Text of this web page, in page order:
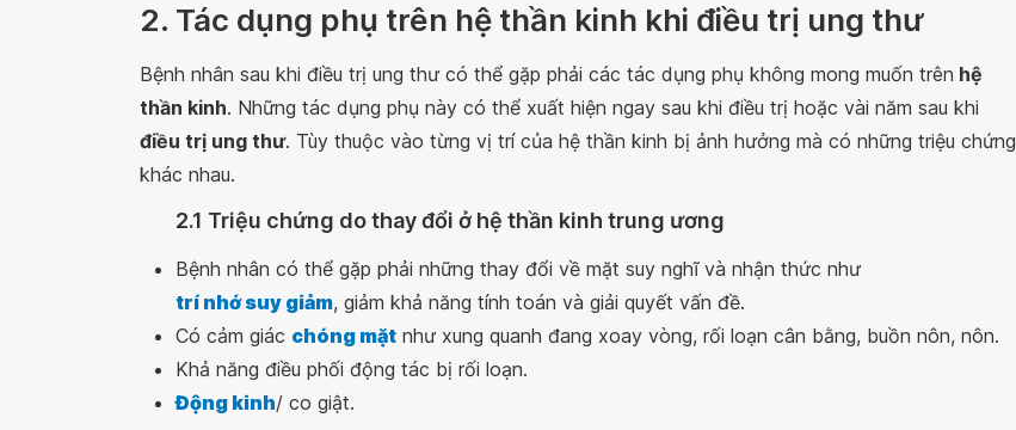
2. Tác dụng phụ trên hệ thần kinh khi điều trị ung thư
Bệnh nhân sau khi điều trị ung thư có thể gặp phải các tác dụng phụ không mong muốn trên hệ
thần kinh. Những tác dụng phụ này có thể xuất hiện ngay sau khi điều trị hoặc vài năm sau khi
điều trị ung thư. Tùy thuộc vào từng vị trí của hệ thần kinh bị ảnh hưởng mà có những triệu chứng
khác nhau.
2.1 Triệu chứng do thay đổi ở hệ thần kinh trung ương
Bệnh nhân có thể gặp phải những thay đổi về mặt suy nghĩ và nhận thức như
trí nhớ suy giảm, giảm khả năng tính toán và giải quyết vấn đề.
Có cảm giác chóng mặt như xung quanh đang xoay vòng, rối loạn cân bằng, buồn nôn, nôn.
Khả năng điều phối động tác bị rối loạn.
Động kinh/ co giật.